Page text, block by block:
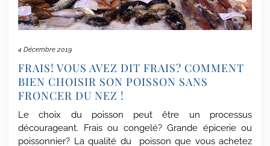
4 Décembre 2019
FRAIS! VOUS AVEZ DIT FRAIS? COMMENT
BIEN CHOISIR SON POISSON SANS
FRONCER DU NEZ !
Le choix du poisson peut être un processus
décourageant. Frais ou congelé? Grande épicerie ou
poissonnier? La qualité du poisson que vous achetez